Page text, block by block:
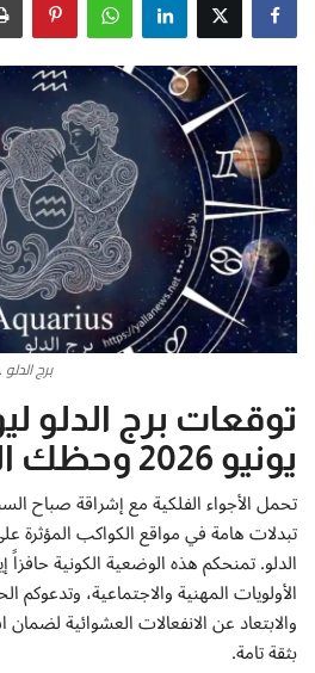
تكنولوجيا وعلوم
صحة ولياقة
أطباق من المطابخ العربية
سياحة وسفر
منوعات عامة
جاليري الفن التشكيلي
من نحن
سياسة الخصوصية
البنود والشروط
رئيس التحرير
إتصل بنا
برج الدلو ..
يونيو 2026 وحظك الفلكي
تبدلات هامة في مواقع الكواكب المؤثرة
الدلو. تمنحكم هذه الوضعية الكونية حافزاً
الأولويات المهنية والاجتماعية،
والابتعاد عن الانفعالات العشوائية
بثقة تامة.